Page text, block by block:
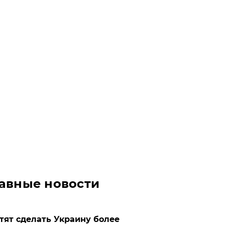
новости
сделать Украину более